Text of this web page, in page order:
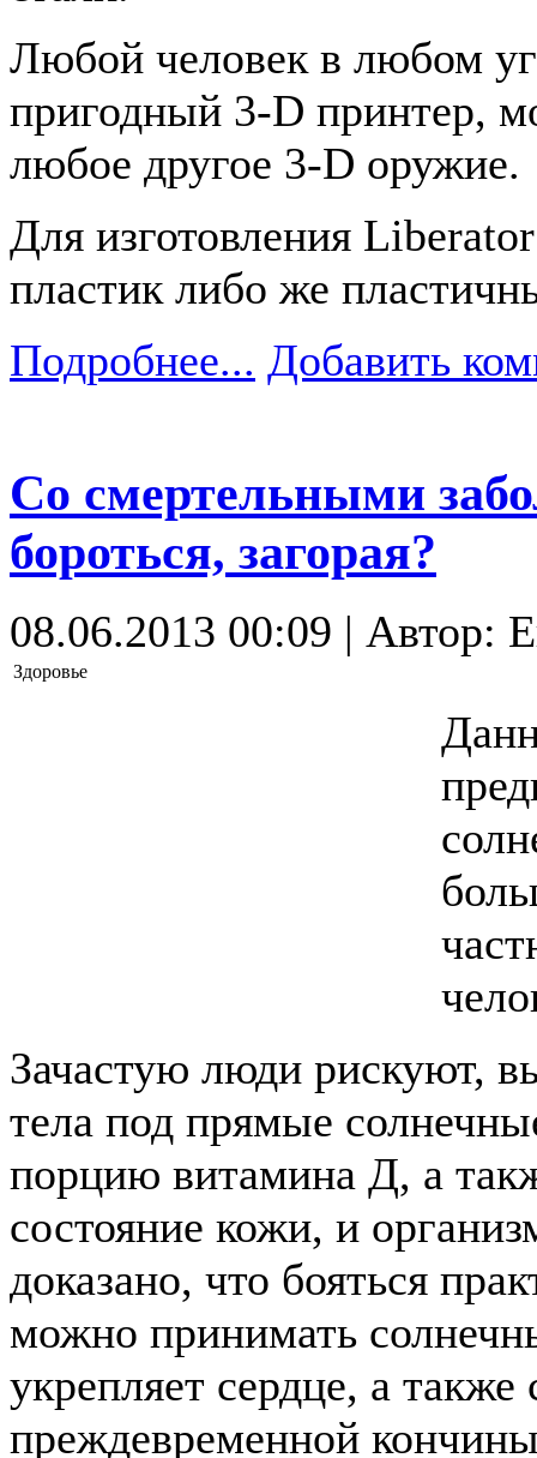
Любой человек в любом
пригодный 3-D принтер,
любое другое 3-D оружие.
Для изготовления
пластик либо же
Подробнее... Добавить
Со смертельными
бороться, загорая?
08.06.2013 00:09 | Автор:
Здоровье
Зачастую люди рискуют,
тела под прямые
порцию витамина Д, а
состояние кожи, и
доказано, что бояться
можно принимать
укрепляет сердце, а
преждевременной